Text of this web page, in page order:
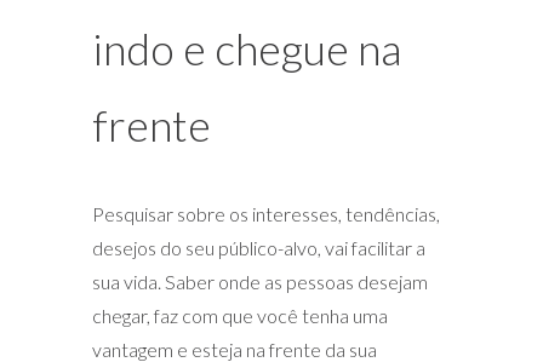
indo e chegue na
frente
Pesquisar sobre os interesses, tendências,
desejos do seu público-alvo, vai facilitar a
sua vida. Saber onde as pessoas desejam
chegar, faz com que você tenha uma
vantagem e esteja na frente da sua